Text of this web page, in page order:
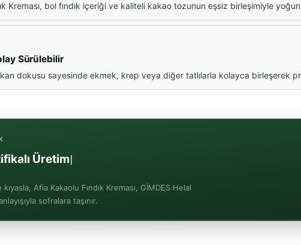
Kreması, bol fındık içeriği ve kaliteli kakao tozunun eşsiz birleşimiyle
Sürülebilir
dokusu sayesinde ekmek, krep veya diğer tatlılarla kolayca birleşerek
Üretim
Afia Kakaolu Fındık Kreması, GİMDES Helal
sofralara taşınır.